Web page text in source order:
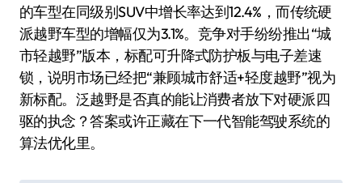
的车型在同级别SUV中增长率达到12.4%，而传统硬
派越野车型的增幅仅为3.1%。竞争对手纷纷推出“城
市轻越野”版本，标配可升降式防护板与电子差速
锁，说明市场已经把“兼顾城市舒适+轻度越野”视为
新标配。泛越野是否真的能让消费者放下对硬派四
驱的执念？答案或许正藏在下一代智能驾驶系统的
算法优化里。